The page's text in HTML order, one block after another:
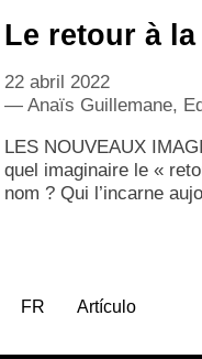
Le retour à
22 abril 2022
Anaïs Guillemane,
LES NOUVEAUX
quel imaginaire le «
nom ? Qui l’incarne
FR Artículo